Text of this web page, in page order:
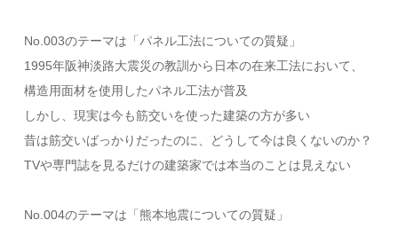
No.003のテーマは「パネル工法についての質疑」
1995年阪神淡路大震災の教訓から日本の在来工法において、
構造用面材を使用したパネル工法が普及
しかし、現実は今も筋交いを使った建築の方が多い
昔は筋交いばっかりだったのに、どうして今は良くないのか？
TVや専門誌を見るだけの建築家では本当のことは見えない
No.004のテーマは「熊本地震についての質疑」